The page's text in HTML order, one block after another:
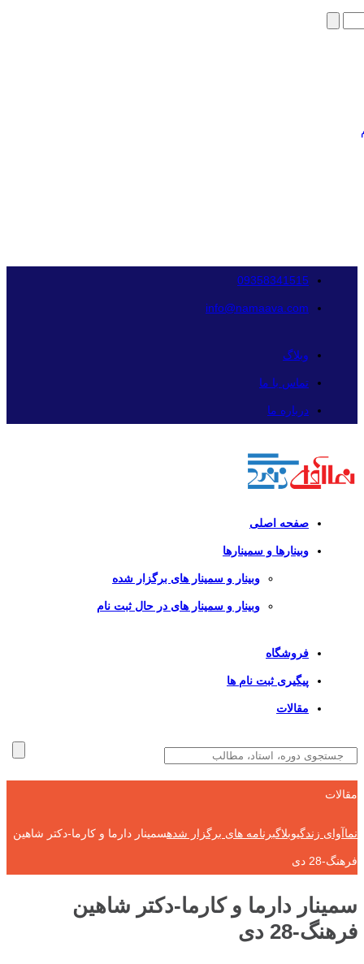
09358341515
info@namaava.com
وبلاگ
تماس با ما
درباره ما
صفحه اصلی
وبینارها و سمینارها
وبینار و سمینار های برگزار شده
وبینار و سمینار های در حال ثبت نام
فروشگاه
پیگیری ثبت نام ها
مقالات
مقالات
نماآوای زندگیوبلاگبرنامه های برگزار شدهسمینار دارما و کارما-دکتر شاهین
فرهنگ-28 دی
سمینار دارما و کارما-دکتر شاهین
فرهنگ-28 دی